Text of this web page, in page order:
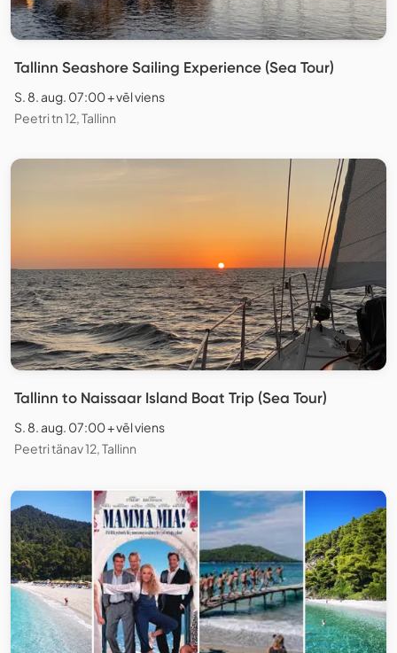
Tallinn Seashore Sailing Experience (Sea Tour)
S. 8. aug. 07:00 + vēl viens
Peetri tn 12, Tallinn
Tallinn to Naissaar Island Boat Trip (Sea Tour)
S. 8. aug. 07:00 + vēl viens
Peetri tänav 12, Tallinn